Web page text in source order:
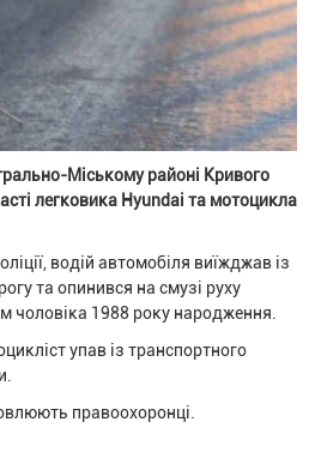
Міському районі Кривого
легковика Hyundai та мотоцикла
водій автомобіля виїжджав із
та опинився на смузі руху
чоловіка 1988 року народження.
упав із транспортного
правоохоронці.